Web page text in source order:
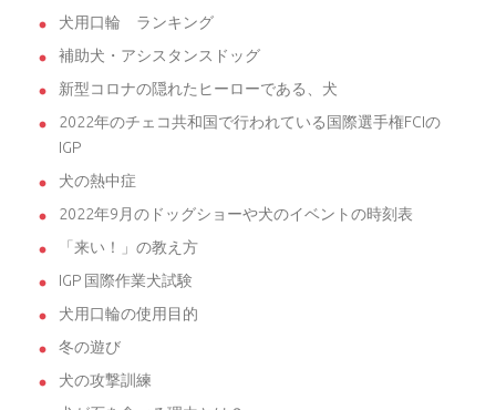
犬用口輪 ランキング
補助犬・アシスタンスドッグ
新型コロナの隠れたヒーローである、犬
2022年のチェコ共和国で行われている国際選手権FCIの
IGP
犬の熱中症
2022年9月のドッグショーや犬のイベントの時刻表
「来い！」の教え方
IGP 国際作業犬試験
犬用口輪の使用目的
冬の遊び
犬の攻撃訓練